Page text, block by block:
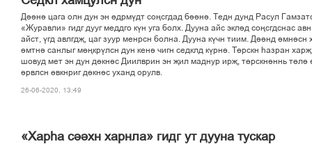
Дііні цага олн дун эн ґдрмўдт соњсгдад бііні. Тедн дунд Расул
«Журавли» гидг дууг меддго кўн уга болх. Дууна айс эклід соњсгдснас
айст, ўгд авлгдљ, цаг зуур менрсн болна. Дууна кўчн тиим. Діінд імнісн
імтні санлыг мґњкрўлсн дун кені чигн седклд кўрні. Тґрскн єазран
шовуд мет эн дун дікніс Диилврин эн љил маднур ирљ, тґрскніннь тґлі
ірвлсн ґвкнриг дікніс уханд орулв.
26-06-2020, 13:49
«Харєа сііхн харнла» гидг ут дууна тускар